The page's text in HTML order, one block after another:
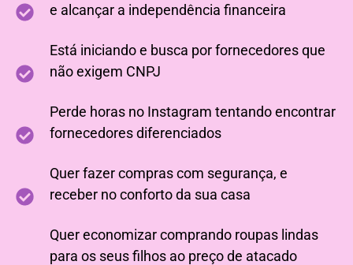
e alcançar a independência financeira
Está iniciando e busca por fornecedores que
não exigem CNPJ
Perde horas no Instagram tentando encontrar
fornecedores diferenciados
Quer fazer compras com segurança, e
receber no conforto da sua casa
Quer economizar comprando roupas lindas
para os seus filhos ao preço de atacado